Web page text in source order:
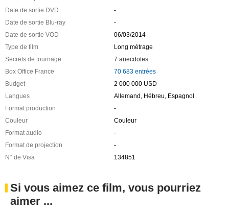
Date de sortie DVD
-
Date de sortie Blu-ray
-
Date de sortie VOD
06/03/2014
Type de film
Long métrage
Secrets de tournage
7 anecdotes
Box Office France
70 683 entrées
Budget
2 000 000 USD
Langues
Allemand, Hébreu, Espagnol
Format production
-
Couleur
Couleur
Format audio
-
Format de projection
-
N° de Visa
134851
Si vous aimez ce film, vous pourriez
aimer ...